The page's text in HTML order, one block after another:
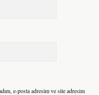
e-posta adresim ve site adresim